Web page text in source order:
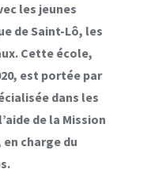
les jeunes
de Saint-Lô, les
Cette école,
est portée par
dans les
de la Mission
charge du